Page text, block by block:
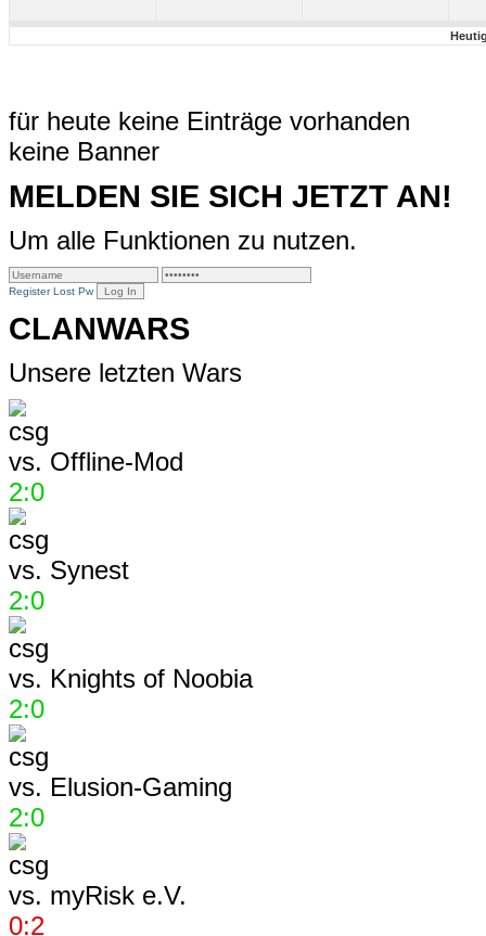
für heute keine Einträge vorhanden
keine Banner
MELDEN SIE SICH JETZT AN!
Um alle Funktionen zu nutzen.
Register Lost Pw
CLANWARS
Unsere letzten Wars
vs. Offline-Mod
2:0
vs. Synest
2:0
vs. Knights of Noobia
2:0
vs. Elusion-Gaming
2:0
vs. myRisk e.V.
0:2